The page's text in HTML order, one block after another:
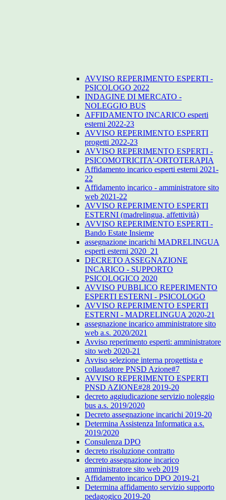
AVVISO REPERIMENTO ESPERTI -
PSICOLOGO 2022
INDAGINE DI MERCATO -
NOLEGGIO BUS
AFFIDAMENTO INCARICO esperti
esterni 2022-23
AVVISO REPERIMENTO ESPERTI
progetti 2022-23
AVVISO REPERIMENTO ESPERTI -
PSICOMOTRICITA'-ORTOTERAPIA
Affidamento incarico esperti esterni 2021-
22
Affidamento incarico - amministratore sito
web 2021-22
AVVISO REPERIMENTO ESPERTI
ESTERNI (madrelingua, affettività)
AVVISO REPERIMENTO ESPERTI -
Bando Estate Insieme
assegnazione incarichi MADRELINGUA
esperti esterni 2020_21
DECRETO ASSEGNAZIONE
INCARICO - SUPPORTO
PSICOLOGICO 2020
AVVISO PUBBLICO REPERIMENTO
ESPERTI ESTERNI - PSICOLOGO
AVVISO REPERIMENTO ESPERTI
ESTERNI - MADRELINGUA 2020-21
assegnazione incarico amministratore sito
web a.s. 2020/2021
Avviso reperimento esperti: amministratore
sito web 2020-21
Avviso selezione interna progettista e
collaudatore PNSD Azione#7
AVVISO REPERIMENTO ESPERTI
PNSD AZIONE#28 2019-20
decreto aggiudicazione servizio noleggio
bus a.s. 2019/2020
Decreto assegnazione incarichi 2019-20
Determina Assistenza Informatica a.s.
2019/2020
Consulenza DPO
decreto risoluzione contratto
decreto assegnazione incarico
amministratore sito web 2019
Affidamento incarico DPO 2019-21
Determina affidamento servizio supporto
pedagogico 2019-20